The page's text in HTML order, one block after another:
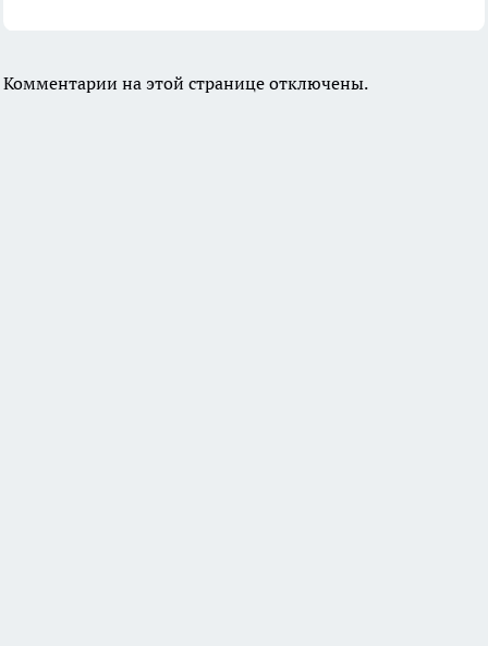
Комментарии на этой странице отключены.